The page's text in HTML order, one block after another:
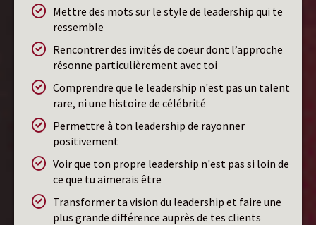
Mettre des mots sur le style de leadership qui te
ressemble
Rencontrer des invités de coeur dont l’approche
résonne particulièrement avec toi
Comprendre que le leadership n'est pas un talent
rare, ni une histoire de célébrité
Permettre à ton leadership de rayonner
positivement
Voir que ton propre leadership n'est pas si loin de
ce que tu aimerais être
Transformer ta vision du leadership et faire une
plus grande différence auprès de tes clients